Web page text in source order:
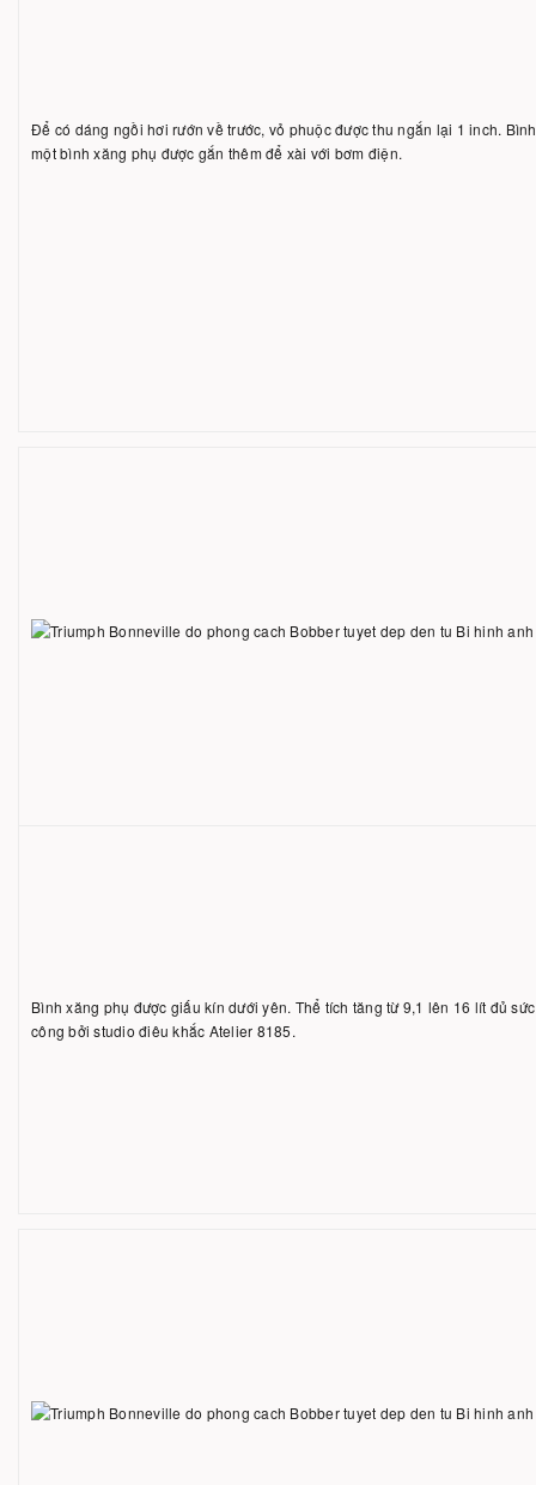
Để có dáng ngồi hơi rướn về trước, vỏ phuộc được thu ngắn lại 1 inch.
một bình xăng phụ được gắn thêm để xài với bơm điện.
Bình xăng phụ được giấu kín dưới yên. Thể tích tăng từ 9,1 lên 16 lít đủ
công bởi studio điêu khắc Atelier 8185.